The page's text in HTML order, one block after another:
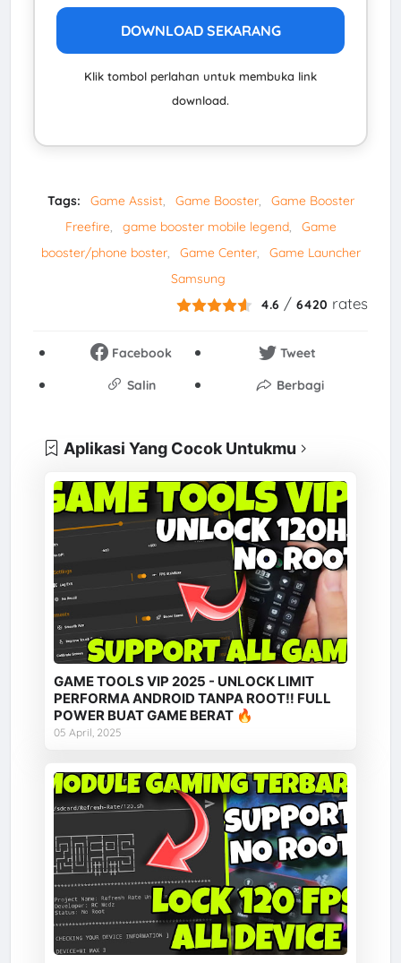
DOWNLOAD SEKARANG
Klik tombol perlahan untuk membuka link
download.
Tags: Game Assist Game Booster
Game Booster
Freefire
game booster mobile legend
Game
booster/phone boster
Game Center
Game Launcher
Samsung
4.6 /6420 rates
Facebook
Tweet
Salin
Berbagi
Aplikasi Yang Cocok Untukmu
GAME TOOLS VIP 2025 - UNLOCK LIMIT
PERFORMA ANDROID TANPA ROOT‼️ FULL
POWER BUAT GAME BERAT 🔥
05 April, 2025